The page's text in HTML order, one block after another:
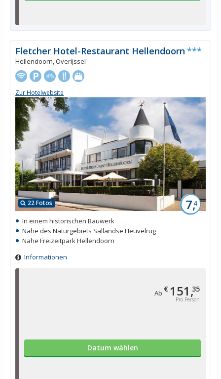
Ab € 151,35
Pro Person
Datum wählen
22 Fotos 7,4
Fletcher Hotel-Restaurant Hellendoorn ***
Hellendoorn, Overijssel
Zur Hotelwebsite
In einem historischen Bauwerk
Nahe des Naturgebiets Sallandse Heuvelrug
Nahe Freizeitpark Hellendoorn
Informationen